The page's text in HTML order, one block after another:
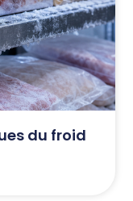
du froid